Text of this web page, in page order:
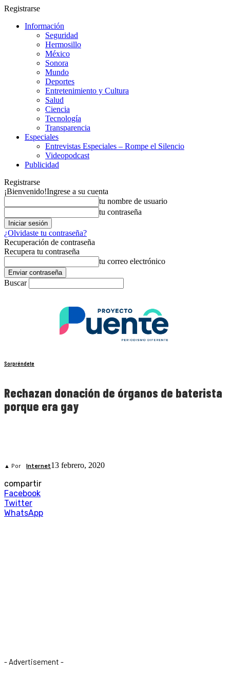
Registrarse
Información
Seguridad
Hermosillo
México
Sonora
Mundo
Deportes
Entretenimiento y Cultura
Salud
Ciencia
Tecnología
Transparencia
Especiales
Entrevistas Especiales – Rompe el Silencio
Videopodcast
Publicidad
Registrarse
¡Bienvenido!Ingrese a su cuenta
tu nombre de usuario
tu contraseña
¿Olvidaste tu contraseña?
Recuperación de contraseña
Recupera tu contraseña
tu correo electrónico
Buscar
Sorpréndete
Rechazan donación de órganos de baterista
porque era gay
▲ Por Internet13 febrero, 2020
compartir
Facebook
Twitter
WhatsApp
- Advertisement -